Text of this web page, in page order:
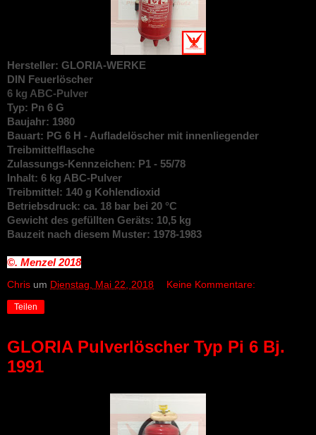
Hersteller: GLORIA-WERKE
DIN Feuerlöscher
6 kg ABC-Pulver
Typ: Pn 6 G
Baujahr: 1980
Bauart: PG 6 H - Aufladelöscher mit innenliegender
Treibmittelflasche
Zulassungs-Kennzeichen: P1 - 55/78
Inhalt: 6 kg ABC-Pulver
Treibmittel: 140 g Kohlendioxid
Betriebsdruck: ca. 18 bar bei 20 °C
Gewicht des gefüllten Geräts: 10,5 kg
Bauzeit nach diesem Muster: 1978-1983
©. Menzel2018
Chris um Dienstag, Mai 22, 2018 Keine Kommentare:
Teilen
GLORIA Pulverlöscher Typ Pi 6 Bj.
1991